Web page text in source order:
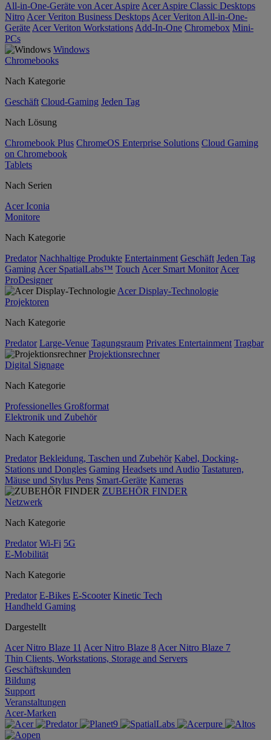
All-in-One-Geräte von Acer Aspire Acer Aspire Classic Desktops
Nitro Acer Veriton Business Desktops Acer Veriton All-in-One-
Geräte Acer Veriton Workstations Add-In-One Chromebox Mini-
PCs
Windows
Chromebooks
Nach Kategorie
Geschäft Cloud-Gaming Jeden Tag
Nach Lösung
Chromebook Plus ChromeOS Enterprise Solutions Cloud Gaming
on Chromebook
Tablets
Nach Serien
Acer Iconia
Monitore
Nach Kategorie
Predator Nachhaltige Produkte Entertainment Geschäft Jeden Tag
Gaming Acer SpatialLabs™ Touch Acer Smart Monitor Acer
ProDesigner
Acer Display-Technologie
Projektoren
Nach Kategorie
Predator Large-Venue Tagungsraum Privates Entertainment Tragbar
Projektionsrechner
Digital Signage
Nach Kategorie
Professionelles Großformat
Elektronik und Zubehör
Nach Kategorie
Predator Bekleidung, Taschen und Zubehör Kabel, Docking-
Stations und Dongles Gaming Headsets und Audio Tastaturen,
Mäuse und Stylus Pens Smart-Geräte Kameras
ZUBEHÖR FINDER
Netzwerk
Nach Kategorie
Predator Wi-Fi 5G
E-Mobilität
Nach Kategorie
Predator E-Bikes E-Scooter Kinetic Tech
Handheld Gaming
Dargestellt
Acer Nitro Blaze 11 Acer Nitro Blaze 8 Acer Nitro Blaze 7
Thin Clients, Workstations, Storage and Servers
Geschäftskunden
Bildung
Support
Veranstaltungen
Acer-Marken